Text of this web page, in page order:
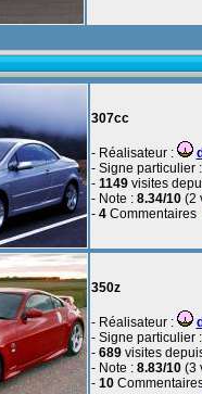
307cc
- Réalisateur :
- Signe particulier
- 1149visites
- Note : 8.34/10(2
- 4Commentaires
350z
- Réalisateur :
- Signe particulier
- 689visites
- Note : 8.83/10(3
- 10